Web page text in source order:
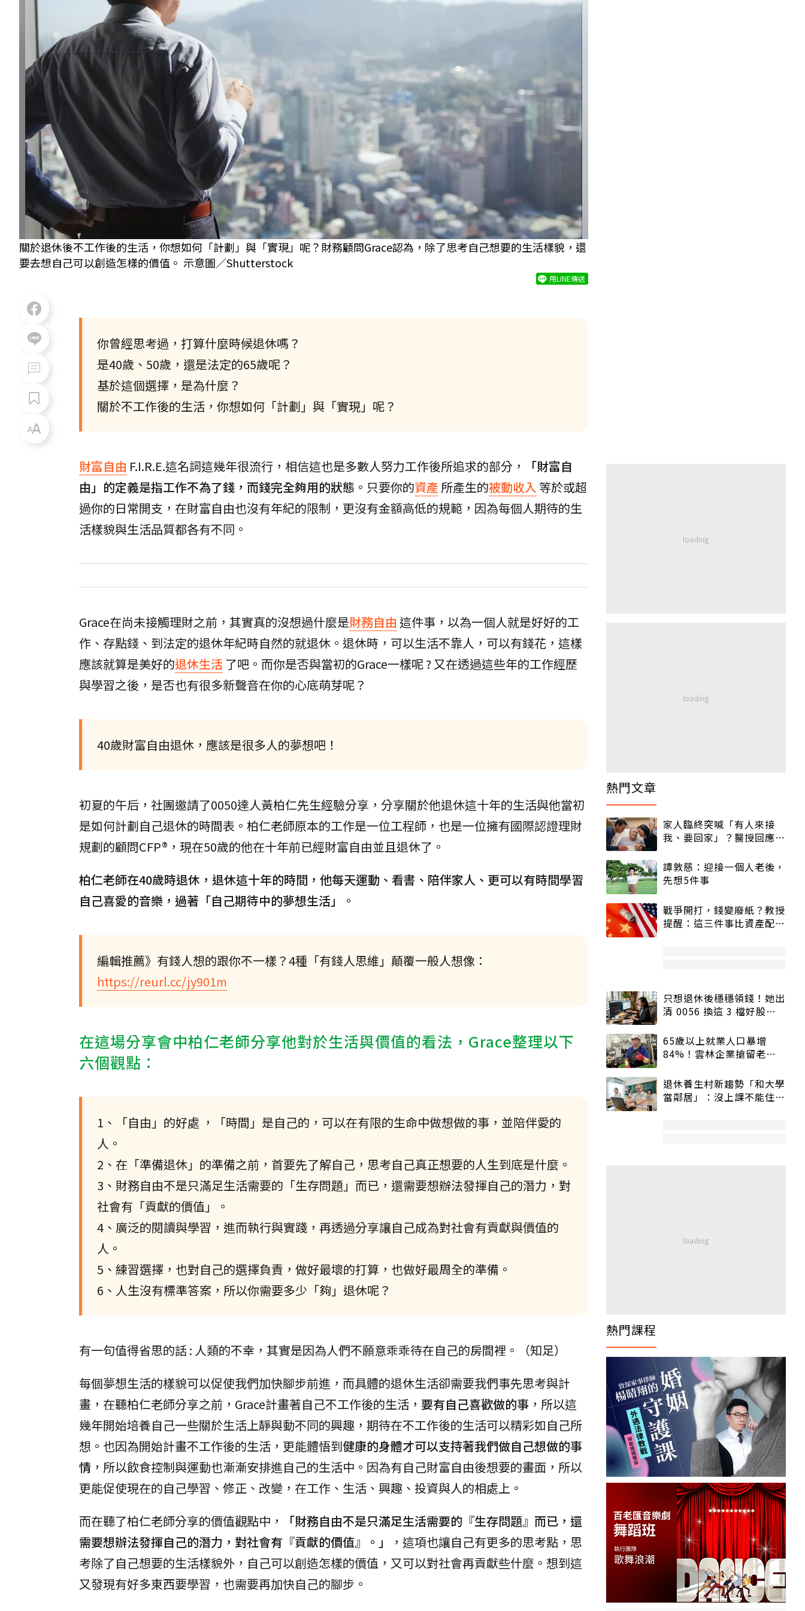
關於退休後不工作後的生活，你想如何「計劃」與「實現」呢？財務顧問Grace認為，除了思考自己想要的生活樣貌，還
要去想自己可以創造怎樣的價值。 示意圖／Shutterstock
用LINE傳送
你曾經思考過，打算什麼時候退休嗎？
是40歲、50歲，還是法定的65歲呢？
基於這個選擇，是為什麼？
關於不工作後的生活，你想如何「計劃」與「實現」呢？
財富自由 F.I.R.E.這名詞這幾年很流行，相信這也是多數人努力工作後所追求的部分，
「財富自
由」的定義是指工作不為了錢，而錢完全夠用的狀態 。只要你的資產 所產生的被動收入 等於或超
過你的日常開支，在財富自由也沒有年紀的限制，更沒有金額高低的規範，因為每個人期待的生
活樣貌與生活品質都各有不同。
Grace在尚未接觸理財之前，其實真的沒想過什麼是財務自由 這件事，以為一個人就是好好的工
作、存點錢、到法定的退休年紀時自然的就退休。退休時，可以生活不靠人，可以有錢花，這樣
應該就算是美好的退休生活 了吧。而你是否與當初的Grace一樣呢 ? 又在透過這些年的工作經歷
與學習之後，是否也有很多新聲音在你的心底萌芽呢？
40歲財富自由退休，應該是很多人的夢想吧！
初夏的午后，社團邀請了0050達人黃柏仁先生經驗分享，分享關於他退休這十年的生活與他當初
是如何計劃自己退休的時間表。柏仁老師原本的工作是一位工程師，也是一位擁有國際認證理財
規劃的顧問CFP®，現在50歲的他在十年前已經財富自由並且退休了。
柏仁老師在40歲時退休，退休這十年的時間，他每天運動、看書、陪伴家人、更可以有時間學習
自己喜愛的音樂，過著「自己期待中的夢想生活」
。
編輯推薦》有錢人想的跟你不一樣？4種「有錢人思維」顛覆一般人想像：
https://reurl.cc/jy901m
在這場分享會中柏仁老師分享他對於生活與價值的看法，Grace整理以下
六個觀點：
1、「自由」的好處 ，「時間」是自己的，可以在有限的生命中做想做的事，並陪伴愛的
人。
2、在「準備退休」的準備之前，首要先了解自己，思考自己真正想要的人生到底是什麼。
3、財務自由不是只滿足生活需要的「生存問題」而已，還需要想辦法發揮自己的潛力，對
社會有「貢獻的價值」。
4、廣泛的閱讀與學習，進而執行與實踐，再透過分享讓自己成為對社會有貢獻與價值的
人。
5、練習選擇，也對自己的選擇負責，做好最壞的打算，也做好最周全的準備。
6、人生沒有標準答案，所以你需要多少「夠」退休呢？
有一句值得省思的話 : 人類的不幸，其實是因為人們不願意乖乖待在自己的房間裡。（知足）
每個夢想生活的樣貌可以促使我們加快腳步前進，而具體的退休生活卻需要我們事先思考與計
畫，在聽柏仁老師分享之前，Grace計畫著自己不工作後的生活， 要有自己喜歡做的事 ，所以這
幾年開始培養自己一些關於生活上靜與動不同的興趣，期待在不工作後的生活可以精彩如自己所
想。也因為開始計畫不工作後的生活，更能體悟到健康的身體才可以支持著我們做自己想做的事
情 ，所以飲食控制與運動也漸漸安排進自己的生活中。因為有自己財富自由後想要的畫面，所以
更能促使現在的自己學習、修正、改變，在工作、生活、興趣、投資與人的相處上。
而在聽了柏仁老師分享的價值觀點中，
「財務自由不是只滿足生活需要的『生存問題』而已，還
需要想辦法發揮自己的潛力，對社會有『貢獻的價值』。」
，這項也讓自己有更多的思考點，思
考除了自己想要的生活樣貌外，自己可以創造怎樣的價值，又可以對社會再貢獻些什麼。想到這
又發現有好多東西要學習，也需要再加快自己的腳步。
熱門文章
家人臨終突喊「有人來接
我、要回家」？醫授回應方
譚敦慈：迎接一個人老後，
先想5件事
戰爭開打，錢變廢紙？教授
提醒：這三件事比資產配置
只想退休後穩穩領錢！她出
清 0056 換這 3 檔好股：
65歲以上就業人口暴增
84%！雲林企業搶留老員
退休養生村新趨勢「和大學
當鄰居」：沒上課不能住、
熱門課程